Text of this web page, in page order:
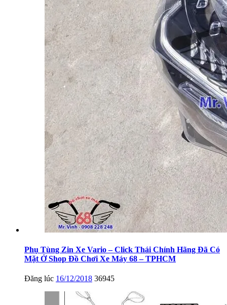
Phụ Tùng Zin Xe Vario – Click Thái Chính Hãng Đã Có
Mặt Ở Shop Đồ Chơi Xe Máy 68 – TPHCM
Đăng lúc 16/12/2018 36945